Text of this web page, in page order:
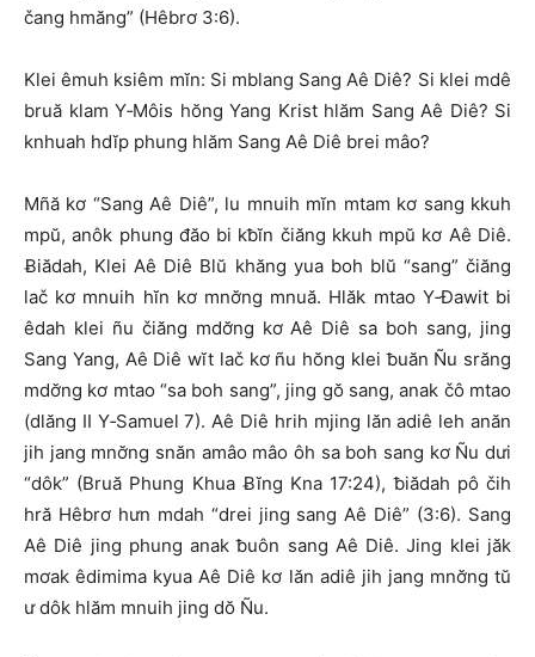
čang hmăng” (Hêbrơ 3:6).
Klei êmuh ksiêm mĭn: Si mblang Sang Aê Diê? Si klei mdê
bruă klam Y‑Môis hŏng Yang Krist hlăm Sang Aê Diê? Si
knhuah hdĭp phung hlăm Sang Aê Diê brei mâo?
Mñă kơ “Sang Aê Diê”, lu mnuih mĭn mtam kơ sang kkuh
mpŭ, anôk phung đăo bi kƀĭn čiăng kkuh mpŭ kơ Aê Diê.
Ƀiădah, Klei Aê Diê Blŭ khăng yua boh blŭ “sang” čiăng
lač kơ mnuih hĭn kơ mnơ̆ng mnuă. Hlăk mtao Y‑Đawit bi
êdah klei ñu čiăng mdơ̆ng kơ Aê Diê sa boh sang, jing
Sang Yang, Aê Diê wĭt lač kơ ñu hŏng klei ƀuăn Ñu srăng
mdơ̆ng kơ mtao “sa boh sang”, jing gŏ sang, anak čô mtao
(dlăng II Y‑Samuel 7). Aê Diê hrih mjing lăn adiê leh anăn
jih jang mnơ̆ng snăn amâo mâo ôh sa boh sang kơ Ñu dưi
“dôk” (Bruă Phung Khua Ƀĭng Kna 17:24), ƀiădah pô čih
hră Hêbrơ hưn mdah “drei jing sang Aê Diê” (3:6). Sang
Aê Diê jing phung anak ƀuôn sang Aê Diê. Jing klei jăk
mơak êdimima kyua Aê Diê kơ lăn adiê jih jang mnơ̆ng tŭ
ư dôk hlăm mnuih jing dŏ Ñu.